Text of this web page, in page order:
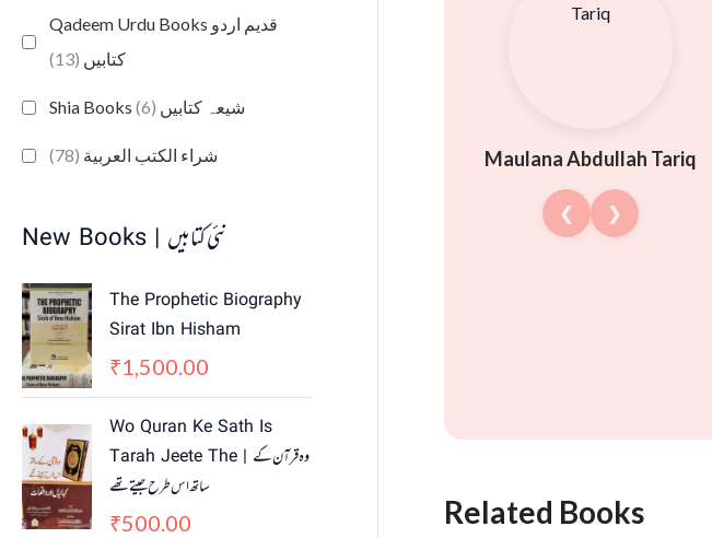
Qadeem Urdu Books قدیم اردو
کتابیں (13)
Shia Books شیعہ کتابیں (6)
شراء الكتب العربية (78)
New Books | نئی کتابیں
The Prophetic Biography
Sirat Ibn Hisham
₹1,500.00
Wo Quran Ke Sath Is
Tarah Jeete The | وہ قرآن کے
ساتھ اس طرح جیتے تھے
₹500.00
Maulana Abdullah Tariq
❮ ❯
Related Books